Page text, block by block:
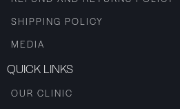
SHIPPING POLICY
MEDIA
QUICK LINKS
OUR CLINIC